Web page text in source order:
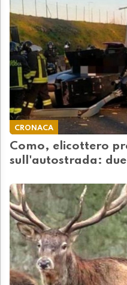
CRONACA
Como, elicottero
sull'autostrada: